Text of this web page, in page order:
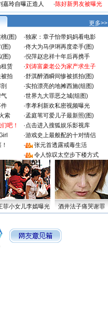
嘉玲自曝正造人
·陈好新男友被曝光
更多>>
(图) ·独家：章子怡带妈妈看电影
图) ·佟大为马伊琍再度牵手(图)
图) ·倪萍赵忠祥十年后再携手
赁 ·刘涛富豪老公为家产求生子
拍 ·舒淇醉酒瞬间惨被抓拍(图)
·实拍漂亮的地摊西施(组图)
·世界九大罪恶之城(组图)
·李孝利新欢私密视频曝光
索 ·孟庭苇可爱儿子最新照(图)
吧！ ·点击进入搜狐娱乐影视库
·游戏史上最般配的十对情侣
·
张元首透露戒毒生活
· 令人惊叹太空步下楼方式
菲小女儿李嫣曝光 酒井法子痛哭谢罪